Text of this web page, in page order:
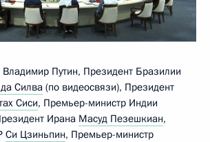
Путин, Президент Бразилии
Силва (по видеосвязи), Президент
Сиси, Премьер-министр Индии
Ирана Масуд Пезешкиан,
Си Цзиньпин, Премьер-министр